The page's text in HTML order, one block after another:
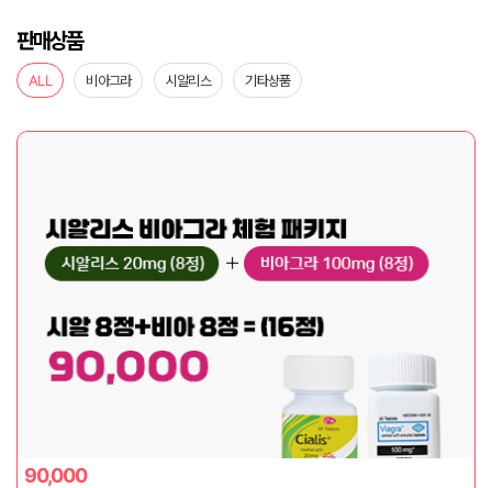
판매상품
ALL 비아그라 시알리스 기타상품
90,000